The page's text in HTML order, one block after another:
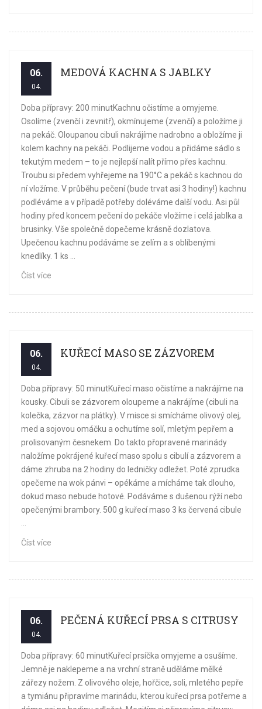
06.
04.
MEDOVÁ KACHNA S JABLKY
Doba přípravy: 200 minutKachnu očistíme a omyjeme.
Osolíme (zvenčí i zevnitř), okmínujeme (zvenčí) a položíme ji
na pekáč. Oloupanou cibuli nakrájíme nadrobno a obložíme ji
kolem kachny na pekáči. Podlijeme vodou a přidáme sádlo s
tekutým medem – to je nejlepší nalít přímo přes kachnu.
Troubu si předem vyhřejeme na 190°C a pekáč s kachnou do
ní vložíme. V průběhu pečení (bude trvat asi 3 hodiny!) kachnu
podléváme a v případě potřeby doléváme další vodu. Asi půl
hodiny před koncem pečení do pekáče vložíme i celá jablka a
brusinky. Vše společně dopečeme krásně dozlatova.
Upečenou kachnu podáváme se zelím a s oblíbenými
knedlíky. 1 ks ...
Číst více
06.
04.
KUŘECÍ MASO SE ZÁZVOREM
Doba přípravy: 50 minutKuřecí maso očistíme a nakrájíme na
kousky. Cibuli se zázvorem oloupeme a nakrájíme (cibuli na
kolečka, zázvor na plátky). V misce si smícháme olivový olej,
med a sojovou omáčku a ochutíme solí, mletým pepřem a
prolisovaným česnekem. Do takto přopravené marinády
naložíme pokrájené kuřecí maso spolu s cibulí a zázvorem a
dáme zhruba na 2 hodiny do ledničky odležet. Poté zprudka
opečeme na wok pánvi – opékáme a mícháme tak dlouho,
dokud maso nebude hotové. Podáváme s dušenou rýží nebo
opečenými brambory. 500 g kuřecí maso 3 ks červená cibule
Číst více
06.
04.
PEČENÁ KUŘECÍ PRSA S CITRUSY
Doba přípravy: 60 minutKuřecí prsíčka omyjeme a osušíme.
Jemně je naklepeme a na vrchní straně uděláme mělké
zářezy nožem. Z olivového oleje, hořčice, soli, mletého pepře
a tymiánu připravíme marinádu, kterou kuřecí prsa potřeme a